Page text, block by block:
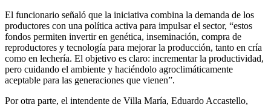
El funcionario señaló que la iniciativa combina la demanda de los
productores con una política activa para impulsar el sector, “estos
fondos permiten invertir en genética, inseminación, compra de
reproductores y tecnología para mejorar la producción, tanto en cría
como en lechería. El objetivo es claro: incrementar la productividad,
pero cuidando el ambiente y haciéndolo agroclimáticamente
aceptable para las generaciones que vienen”.
Por otra parte, el intendente de Villa María, Eduardo Accastello,